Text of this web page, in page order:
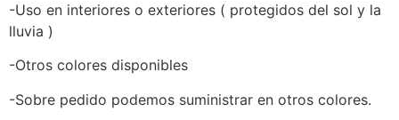
-Uso en interiores o exteriores ( protegidos del sol y la
lluvia )
-Otros colores disponibles
-Sobre pedido podemos suministrar en otros colores.